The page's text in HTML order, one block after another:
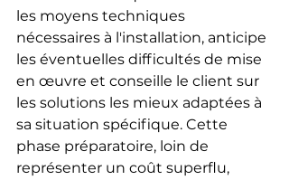
les moyens techniques
nécessaires à l'installation, anticipe
les éventuelles difficultés de mise
en œuvre et conseille le client sur
les solutions les mieux adaptées à
sa situation spécifique. Cette
phase préparatoire, loin de
représenter un coût superflu,